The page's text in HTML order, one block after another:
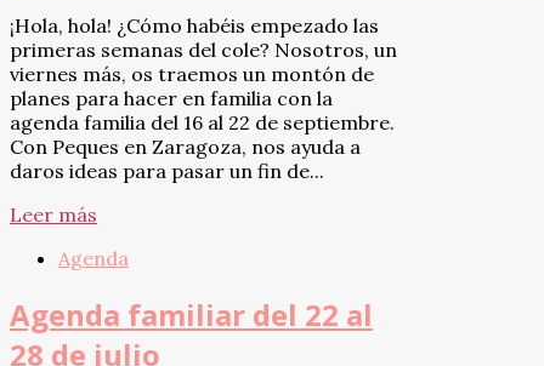
¡Hola, hola! ¿Cómo habéis empezado las
primeras semanas del cole? Nosotros, un
viernes más, os traemos un montón de
planes para hacer en familia con la
agenda familia del 16 al 22 de septiembre.
Con Peques en Zaragoza, nos ayuda a
daros ideas para pasar un fin de...
Leer más
Agenda
Agenda familiar del 22 al
28 de julio